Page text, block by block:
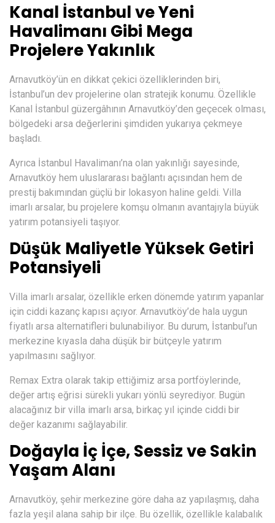
Kanal İstanbul ve Yeni
Havalimanı Gibi Mega
Projelere Yakınlık
Arnavutköy’ün en dikkat çekici özelliklerinden biri,
İstanbul’un dev projelerine olan stratejik konumu. Özellikle
Kanal İstanbul güzergâhının Arnavutköy’den geçecek olması,
bölgedeki arsa değerlerini şimdiden yukarıya çekmeye
başladı.
Ayrıca İstanbul Havalimanı’na olan yakınlığı sayesinde,
Arnavutköy hem uluslararası bağlantı açısından hem de
prestij bakımından güçlü bir lokasyon haline geldi. Villa
imarlı arsalar, bu projelere komşu olmanın avantajıyla büyük
yatırım potansiyeli taşıyor.
Düşük Maliyetle Yüksek Getiri
Potansiyeli
Villa imarlı arsalar, özellikle erken dönemde yatırım yapanlar
için ciddi kazanç kapısı açıyor. Arnavutköy’de hala uygun
fiyatlı arsa alternatifleri bulunabiliyor. Bu durum, İstanbul’un
merkezine kıyasla daha düşük bir bütçeyle yatırım
yapılmasını sağlıyor.
Remax Extra olarak takip ettiğimiz arsa portföylerinde,
değer artış eğrisi sürekli yukarı yönlü seyrediyor. Bugün
alacağınız bir villa imarlı arsa, birkaç yıl içinde ciddi bir
değer kazanımı sağlayabilir.
Doğayla İç İçe, Sessiz ve Sakin
Yaşam Alanı
Arnavutköy, şehir merkezine göre daha az yapılaşmış, daha
fazla yeşil alana sahip bir ilçe. Bu özellik, özellikle kalabalık